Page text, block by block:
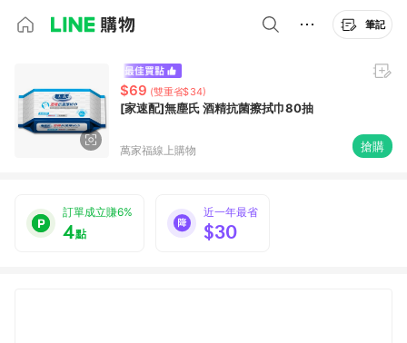
筆記
$69 (雙重省$34)
[家速配]無塵氏 酒精抗菌擦拭巾80抽
萬家福線上購物 搶購
訂單成立賺6%
4點
近一年最省
$30